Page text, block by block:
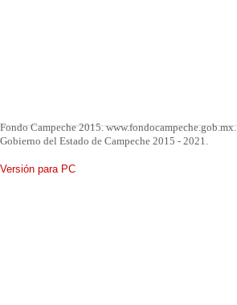
Fondo Campeche 2015. www.fondocampeche.gob.mx.
Gobierno del Estado de Campeche 2015 - 2021.
Versión para PC